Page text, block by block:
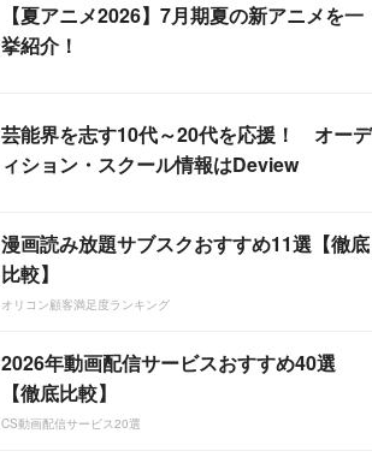
【夏アニメ2026】7月期夏の新アニメを一
挙紹介！
芸能界を志す10代～20代を応援！ オーデ
ィション・スクール情報はDeview
漫画読み放題サブスクおすすめ11選【徹底
比較】
オリコン顧客満足度ランキング
2026年動画配信サービスおすすめ40選
【徹底比較】
CS動画配信サービス20選